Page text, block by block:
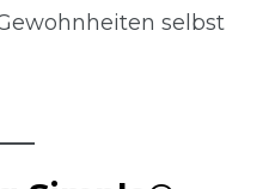
selbst